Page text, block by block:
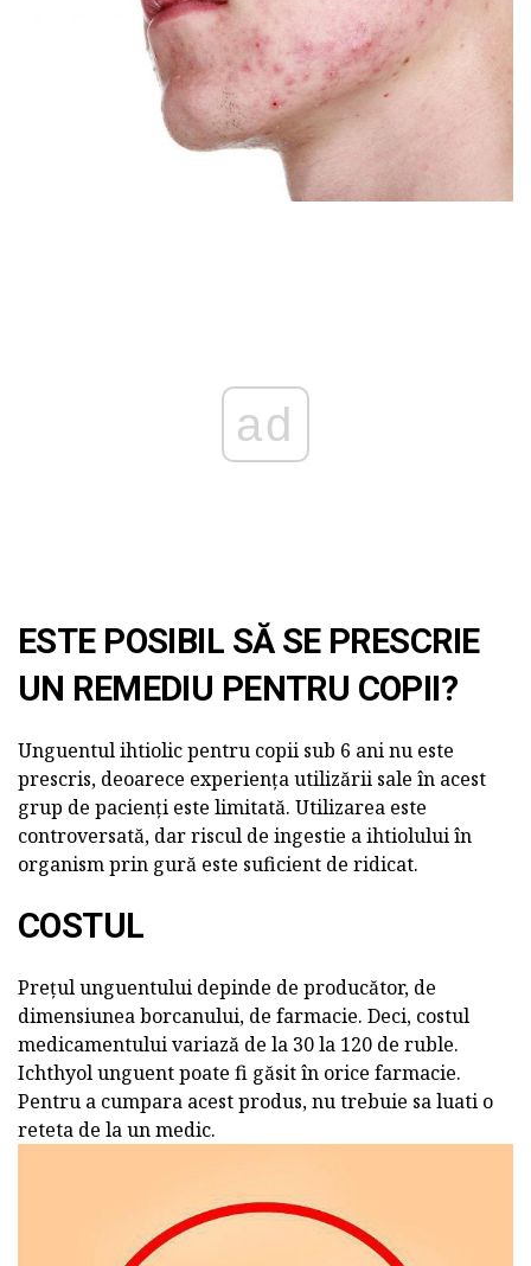
ad
ESTE POSIBIL SĂ SE PRESCRIE
UN REMEDIU PENTRU COPII?
Unguentul ihtiolic pentru copii sub 6 ani nu este
prescris, deoarece experiența utilizării sale în acest
grup de pacienți este limitată. Utilizarea este
controversată, dar riscul de ingestie a ihtiolului în
organism prin gură este suficient de ridicat.
COSTUL
Prețul unguentului depinde de producător, de
dimensiunea borcanului, de farmacie. Deci, costul
medicamentului variază de la 30 la 120 de ruble.
Ichthyol unguent poate fi găsit în orice farmacie.
Pentru a cumpara acest produs, nu trebuie sa luati o
reteta de la un medic.